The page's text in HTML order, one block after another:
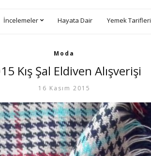
İncelemeler Hayata Dair Yemek Tarifleri
Moda
Kış Şal Eldiven Alışverişi
16 Kasım 2015